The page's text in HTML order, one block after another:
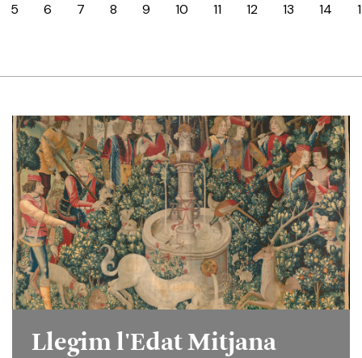
5 6 7 8 9 10 11 12 13 14
Llegim l'Edat Mitjana